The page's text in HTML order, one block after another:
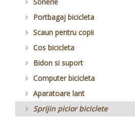
Placute frana
Saboti frana pentru cursiera
Piese de frana
Alte piese sa
Set de faruri
Portbagaj bicicleta
Scaun pentru copii
Cos bicicleta
Bidon si suport
Computer bicicleta
Aparatoare lant
Sprijin picior biciclete